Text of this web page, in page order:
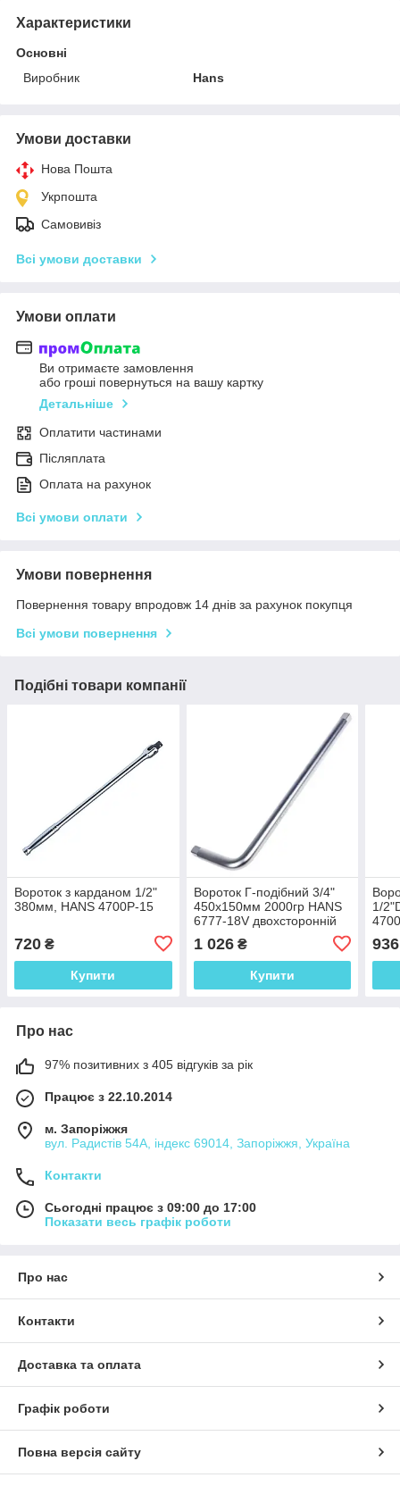
Характеристики
Основні
Виробник
Hans
Умови доставки
Нова Пошта
Укрпошта
Самовивіз
Всі умови доставки
Умови оплати
Ви отримаєте замовлення
або гроші повернуться на вашу картку
Детальніше
Оплатити частинами
Післяплата
Оплата на рахунок
Всі умови оплати
Умови повернення
Повернення товару впродовж 14 днів за рахунок покупця
Всі умови повернення
Подібні товари компанії
Вороток з карданом 1/2"
380мм, HANS 4700Р-15
720 ₴
Купити
Вороток Г-подібний 3/4"
450х150мм 2000гр HANS
6777-18V двохсторонній
1 026₴
Купити
1/
936
Про нас
97% позитивних з 405 відгуків за рік
Працює з 22.10.2014
м. Запоріжжя
вул. Радистів 54А, індекс 69014, Запоріжжя, Україна
Контакти
Сьогодні працює з 09:00 до 17:00
Показати весь графік роботи
Про нас
Контакти
Доставка та оплата
Графік роботи
Повна версія сайту